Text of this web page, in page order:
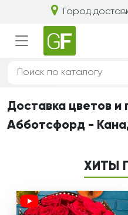
Город
Доставка цветов и
Абботсфорд -
ХИТЫ